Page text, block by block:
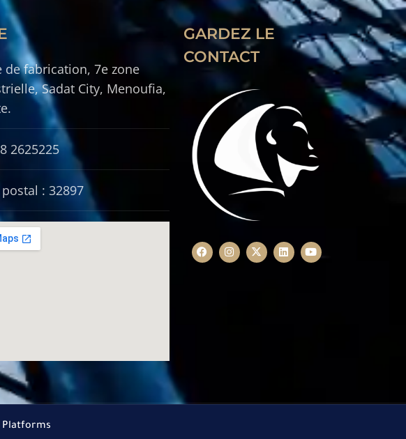
de fabrication, 7e zone
Sadat City, Menoufia,
2625225
: 32897
GARDEZ LE
CONTACT
Platforms